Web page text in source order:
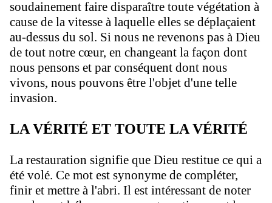
soudainement faire disparaître toute végétation à
cause de la vitesse à laquelle elles se déplaçaient
au-dessus du sol. Si nous ne revenons pas à Dieu
de tout notre cœur, en changeant la façon dont
nous pensons et par conséquent dont nous
vivons, nous pouvons être l'objet d'une telle
invasion.
LA VÉRITÉ ET TOUTE LA VÉRITÉ
La restauration signifie que Dieu restitue ce qui a
été volé. Ce mot est synonyme de compléter,
finir et mettre à l'abri. Il est intéressant de noter